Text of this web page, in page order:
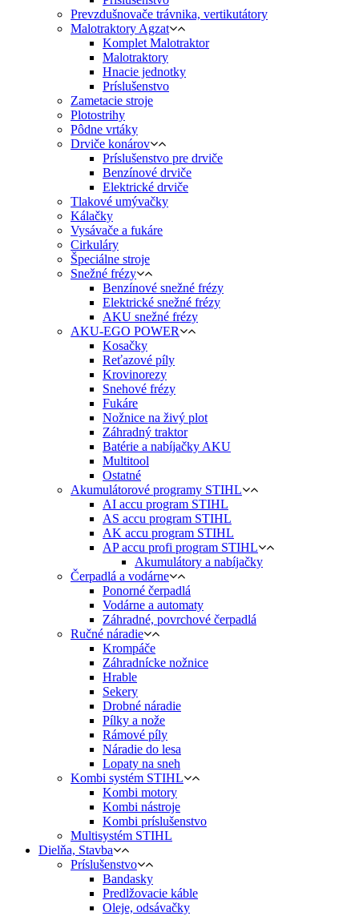
Prevzdušnovače trávnika, vertikutátory
Malotraktory Agzat
Komplet Malotraktor
Malotraktory
Hnacie jednotky
Príslušenstvo
Zametacie stroje
Plotostrihy
Pôdne vrtáky
Drviče konárov
Príslušenstvo pre drviče
Benzínové drviče
Elektrické drviče
Tlakové umývačky
Kálačky
Vysávače a fukáre
Cirkuláry
Špeciálne stroje
Snežné frézy
Benzínové snežné frézy
Elektrické snežné frézy
AKU snežné frézy
AKU-EGO POWER
Kosačky
Reťazové píly
Krovinorezy
Snehové frézy
Fukáre
Nožnice na živý plot
Záhradný traktor
Batérie a nabíjačky AKU
Multitool
Ostatné
Akumulátorové programy STIHL
AI accu program STIHL
AS accu program STIHL
AK accu program STIHL
AP accu profi program STIHL
Akumulátory a nabíjačky
Čerpadlá a vodárne
Ponorné čerpadlá
Vodárne a automaty
Záhradné, povrchové čerpadlá
Ručné náradie
Krompáče
Záhradnícke nožnice
Hrable
Sekery
Drobné náradie
Pílky a nože
Rámové píly
Náradie do lesa
Lopaty na sneh
Kombi systém STIHL
Kombi motory
Kombi nástroje
Kombi príslušenstvo
Multisystém STIHL
Dielňa, Stavba
Príslušenstvo
Bandasky
Predlžovacie káble
Oleje, odsávačky